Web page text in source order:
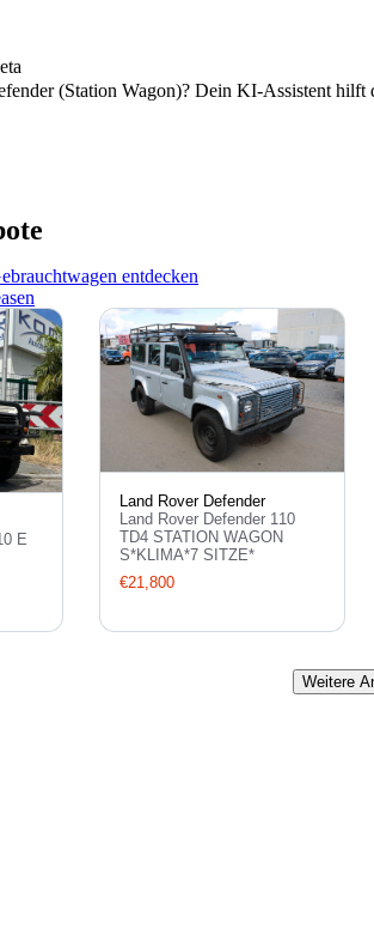
(Station Wagon)? Dein KI-Assistent hilft
entdecken
E
Land Rover Defender
Land Rover Defender 110
TD4 STATION WAGON
S*KLIMA*7 SITZE*
€21,800
Weitere